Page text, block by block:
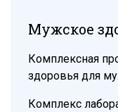
Мужское
Комплексная
здоровья для
Комплекс